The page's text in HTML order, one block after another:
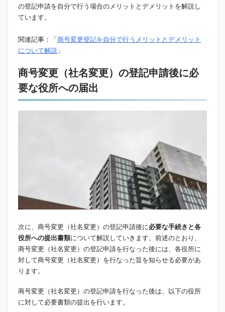
の登記申請を自分で行う場合のメリットとデメリットを解説し
ています。
関連記事：「 商号変更登記を自分で行うメリットとデメリット
について解説 」
商号変更（社名変更）の登記申請後に必
要な役所への届出
次に、商号変更（社名変更）の登記申請後に必要な手続きと各
役所への提出書類について解説していきます。前述のとおり、
商号変更（社名変更）の登記申請を行なった後には、各役所に
対して商号変更（社名変更）を行なった旨を知らせる必要があ
ります。
商号変更（社名変更）の登記申請を行なった後は、以下の役所
に対して必要書類の提出を行います。